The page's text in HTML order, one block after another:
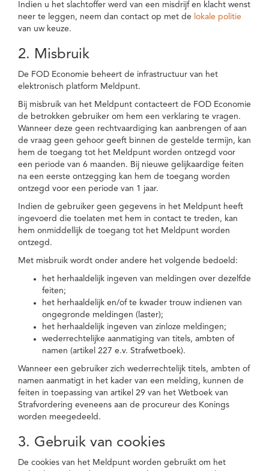
Indien u het slachtoffer werd van een misdrijf en klacht wenst
neer te leggen, neem dan contact op met de lokale politie
van uw keuze.
2. Misbruik
De FOD Economie beheert de infrastructuur van het
elektronisch platform Meldpunt.
Bij misbruik van het Meldpunt contacteert de FOD Economie
de betrokken gebruiker om hem een verklaring te vragen.
Wanneer deze geen rechtvaardiging kan aanbrengen of aan
de vraag geen gehoor geeft binnen de gestelde termijn, kan
hem de toegang tot het Meldpunt worden ontzegd voor
een periode van 6 maanden. Bij nieuwe gelijkaardige feiten
na een eerste ontzegging kan hem de toegang worden
ontzegd voor een periode van 1 jaar.
Indien de gebruiker geen gegevens in het Meldpunt heeft
ingevoerd die toelaten met hem in contact te treden, kan
hem onmiddellijk de toegang tot het Meldpunt worden
ontzegd.
Met misbruik wordt onder andere het volgende bedoeld:
het herhaaldelijk ingeven van meldingen over dezelfde
feiten;
het herhaaldelijk en/of te kwader trouw indienen van
ongegronde meldingen (laster);
het herhaaldelijk ingeven van zinloze meldingen;
wederrechtelijke aanmatiging van titels, ambten of
namen (artikel 227 e.v. Strafwetboek).
Wanneer een gebruiker zich wederrechtelijk titels, ambten of
namen aanmatigt in het kader van een melding, kunnen de
feiten in toepassing van artikel 29 van het Wetboek van
Strafvordering eveneens aan de procureur des Konings
worden meegedeeld.
3. Gebruik van cookies
De cookies van het Meldpunt worden gebruikt om het